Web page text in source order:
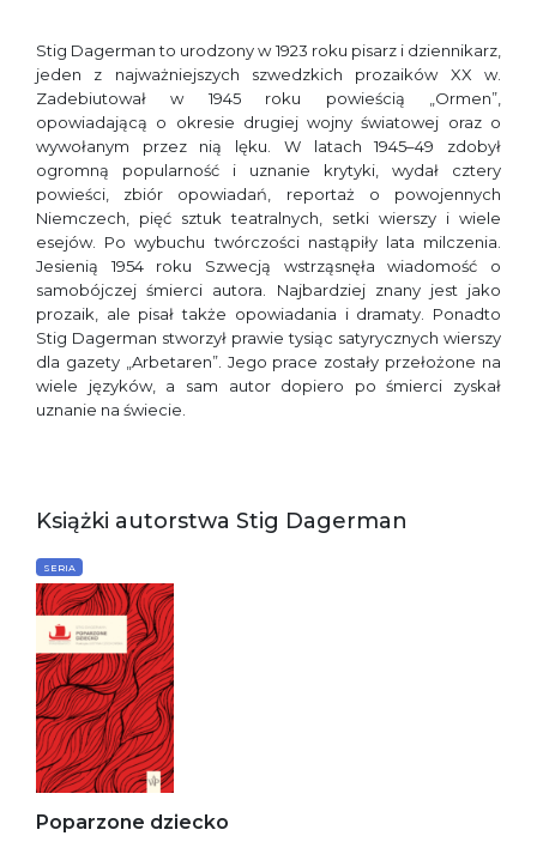
Stig Dagerman to urodzony w 1923 roku pisarz i dziennikarz,
jeden z najważniejszych szwedzkich prozaików XX w.
Zadebiutował w 1945 roku powieścią „Ormen”,
opowiadającą o okresie drugiej wojny światowej oraz o
wywołanym przez nią lęku. W latach 1945–49 zdobył
ogromną popularność i uznanie krytyki, wydał cztery
powieści, zbiór opowiadań, reportaż o powojennych
Niemczech, pięć sztuk teatralnych, setki wierszy i wiele
esejów. Po wybuchu twórczości nastąpiły lata milczenia.
Jesienią 1954 roku Szwecją wstrząsnęła wiadomość o
samobójczej śmierci autora. Najbardziej znany jest jako
prozaik, ale pisał także opowiadania i dramaty. Ponadto
Stig Dagerman stworzył prawie tysiąc satyrycznych wierszy
dla gazety „Arbetaren”. Jego prace zostały przełożone na
wiele języków, a sam autor dopiero po śmierci zyskał
uznanie na świecie.
Książki autorstwa Stig Dagerman
SERIA
Poparzone dziecko